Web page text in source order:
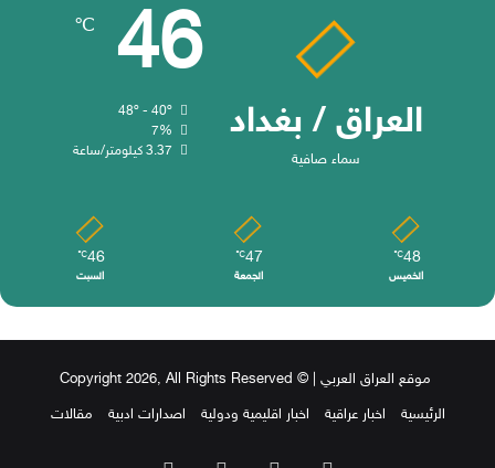
العراق / بغداد
سماء صافية
46
℃
48º - 40º
7%
3.37 كيلومتر/ساعة
48
℃
الخميس
47
℃
الجمعة
46
℃
السبت
موقع العراق العربي | © Copyright 2026, All Rights Reserved
الرئيسية
اخبار عراقية اخبار اقليمية ودولية اصدارات ادبية مقالات